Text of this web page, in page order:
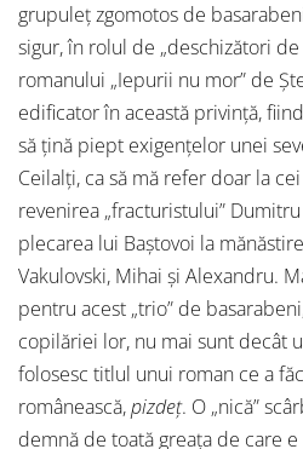
grupuleț zgomotos de
sigur, în rolul de „deschizători
romanului „Iepurii nu mor” de
edificator în această privință,
să țină piept exigențelor unei
Ceilalți, ca să mă refer doar la
revenirea „fracturistului” Dumitru
plecarea lui Baștovoi la
Vakulovski, Mihai și Alexandru.
pentru acest „trio” de
copilăriei lor, nu mai sunt decât
folosesc titlul unui roman ce a
românească,pizdeț. O „nică”
demnă de toată greața de care